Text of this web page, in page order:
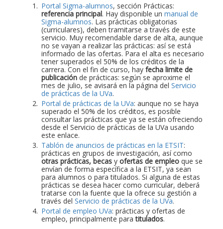
Portal Sigma-alumnos, sección Prácticas:
referencia principal. Hay disponible un manual de
Sigma-alumnos. Las prácticas obligatorias
(curriculares), deben tramitarse a través de este
servicio. Muy recomendable darse de alta, aunque
no se vayan a realizar las prácticas: así se está
informado de las ofertas. Para el alta es necesario
tener superados el 50% de los créditos de la
carrera. Con el fin de curso, hay fecha limite de
publicación de prácticas: según se aproxime el
mes de julio, se avisará en la página del Servicio
de prácticas de la UVa.
Portal de prácticas de la UVa: aunque no se haya
superado el 50% de los créditos, es posible
consultar las prácticas que ya se están ofreciendo
desde el Servicio de prácticas de la UVa usando
este enlace.
Tablón de anuncios de prácticas en la ETSIT:
prácticas en grupos de investigación, así como
otras prácticas, becas y ofertas de empleo que se
envían de forma específica a la ETSIT, ya sean
para alumnos o para titulados. Si alguna de estas
prácticas se desea hacer como curricular, deberá
tratarse con la fuente que la ofrece su gestión a
través del Servicio de prácticas de la UVa.
Portal de empleo UVa: prácticas y ofertas de
empleo, principalmente paratitulados.